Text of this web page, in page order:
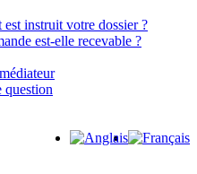
est instruit votre dossier ?
est-elle recevable ?
question